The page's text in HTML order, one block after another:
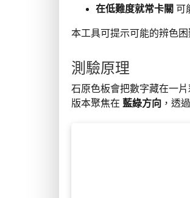
在低難度就常卡關 可
本工具可提示可能的辨色
測驗原理
石原色板會把數字藏在一
版本聚焦在 藍綠方向 ，透